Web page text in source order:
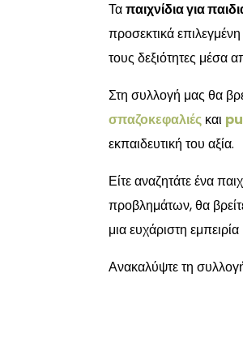
Ταπαιχνίδια για
προσεκτικά
τους δεξιότητες μέσα
Στη συλλογή μας θα
σπαζοκεφαλιές και
εκπαιδευτική του αξία.
Είτε αναζητάτε ένα
προβλημάτων, θα
μια ευχάριστη
Ανακαλύψτε τη συλλογή